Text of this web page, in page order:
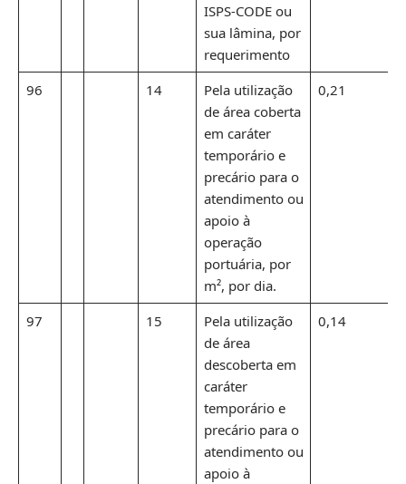
ISPS-CODE ou
sua lâmina, por
requerimento
96 14
Pela utilização
de área coberta
em caráter
temporário e
precário para o
atendimento ou
apoio à
operação
portuária, por
m², por dia.
0,21
97 15
Pela utilização
de área
descoberta em
caráter
temporário e
precário para o
atendimento ou
apoio à
0,14